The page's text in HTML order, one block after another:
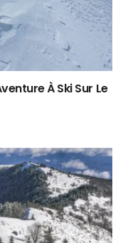
À Ski Sur Le